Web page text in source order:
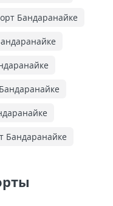
Бандаранайке
Бандаранайке